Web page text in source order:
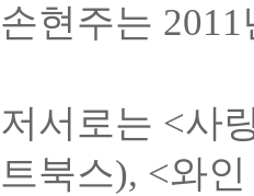
손현주는
저서로는 <사
트북스), <와